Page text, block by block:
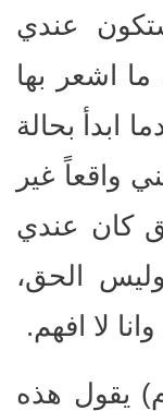
عندي
اشعر بها
ابدأ بحالة
واقعاً غير
كان عندي
الحق،
لا افهم.
يقول هذه